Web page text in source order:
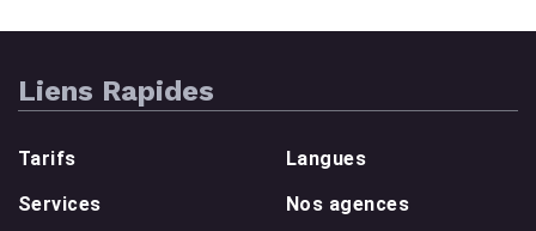
Liens Rapides
Tarifs
Services
Langues
Nos agences